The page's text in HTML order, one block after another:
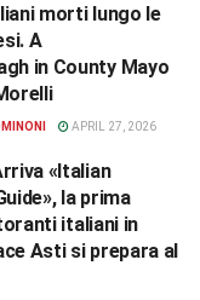
morti lungo le
A
in County Mayo
APRIL 27, 2026
«Italian
la prima
italiani in
Asti si prepara al